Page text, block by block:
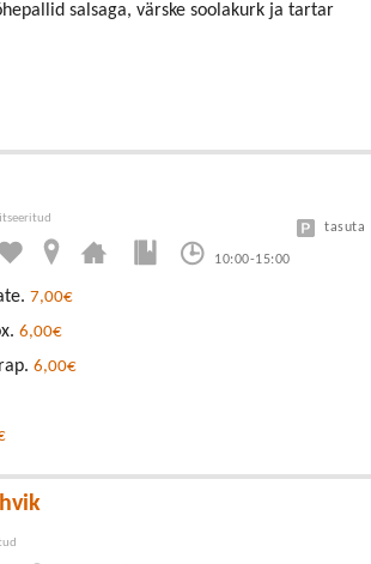
salsaga, värske soolakurk ja tartar
10:00-15:00
tasuta
7,00€
6,00€
6,00€